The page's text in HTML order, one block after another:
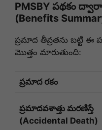
PMSBY పథకం
(Benefits
ప్రమాద తీవ్రతను బట్టి ఈ
మొత్తం మారుతుంది:
ప్రమాద రకం
ప్రమాదవశాత్తు మరణిస్తే
(Accidental Death)